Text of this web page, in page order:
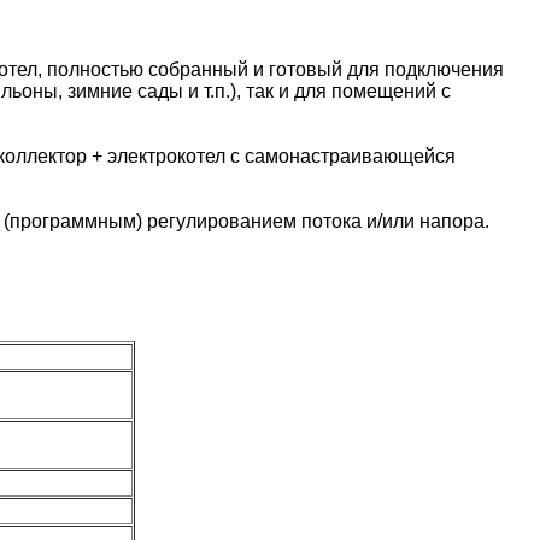
полностью собранный и готовый для подключения
зимние сады и т.п.), так и для помещений с
+ электрокотел с самонастраивающейся
регулированием потока и/или напора.